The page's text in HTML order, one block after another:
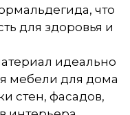
что
для здоровья и
идеально
мебели для дома
стен, фасадов,